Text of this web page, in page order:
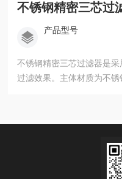
不锈钢精密三芯过
产品型号
不锈钢精密三芯过滤器是
过滤效果。主体材质为不锈